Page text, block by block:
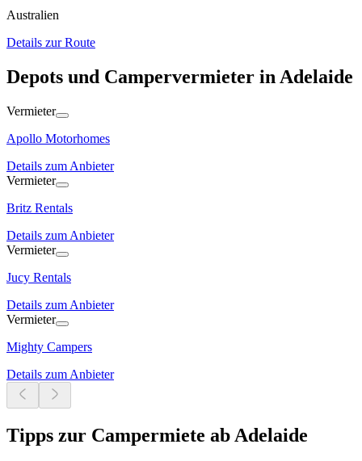
Australien
Details zur Route
Depots und Campervermieter in Adelaide
Vermieter
Apollo Motorhomes
Details zum Anbieter
Vermieter
Britz Rentals
Details zum Anbieter
Vermieter
Jucy Rentals
Details zum Anbieter
Vermieter
Mighty Campers
Details zum Anbieter
Tipps zur Campermiete ab Adelaide